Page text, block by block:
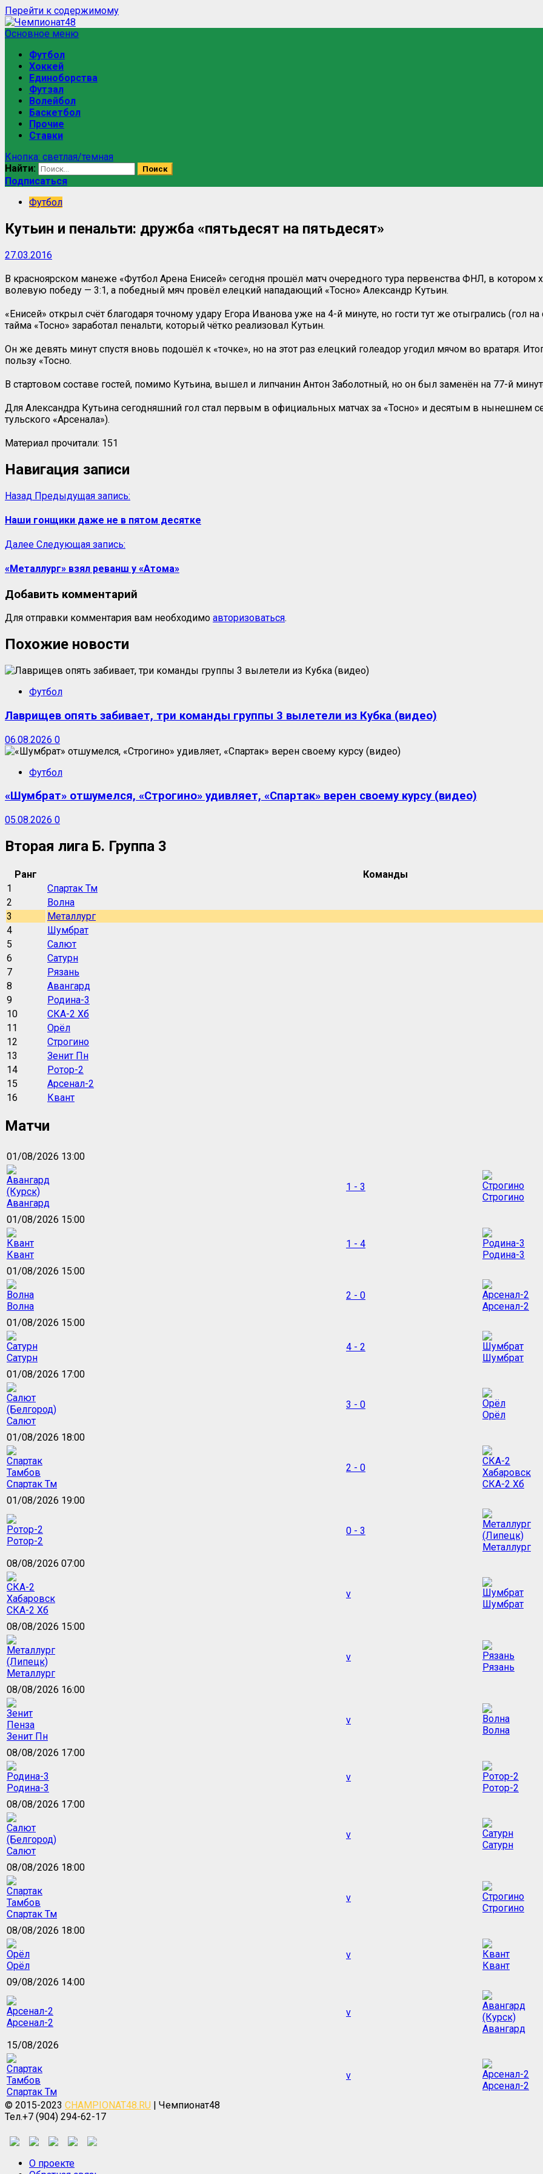
Перейти к содержимому
Основное меню
Футбол
Хоккей
Единоборства
Футзал
Волейбол
Баскетбол
Прочие
Ставки
Кнопка: светлая/темная
Найти:
Подписаться
Футбол
Кутьин и пенальти: дружба «пятьдесят на пятьдесят»
27.03.2016
В красноярском манеже «Футбол Арена Енисей» сегодня прошёл матч очередного тура первенства ФНЛ, в котором
волевую победу — 3:1, а победный мяч провёл елецкий нападающий «Тосно» Александр Кутьин.
«Енисей» открыл счёт благодаря точному удару Егора Иванова уже на 4-й минуте, но гости тут же отыгрались (гол
тайма «Тосно» заработал пенальти, который чётко реализовал Кутьин.
Он же девять минут спустя вновь подошёл к «точке», но на этот раз елецкий голеадор угодил мячом во вратаря.
пользу «Тосно.
В стартовом составе гостей, помимо Кутьина, вышел и липчанин Антон Заболотный, но он был заменён на 77-й
Для Александра Кутьина сегодняшний гол стал первым в официальных матчах за «Тосно» и десятым в нынешнем
тульского «Арсенала»).
Материал прочитали: 151
Навигация записи
Назад Предыдущая запись:
Наши гонщики даже не в пятом десятке
Далее Следующая запись:
«Металлург» взял реванш у «Атома»
Добавить комментарий
Для отправки комментария вам необходимо авторизоваться.
Похожие новости
Футбол
Лаврищев опять забивает, три команды группы 3 вылетели из Кубка (видео)
06.08.2026 0
Футбол
«Шумбрат» отшумелся, «Строгино» удивляет, «Спартак» верен своему курсу (видео)
05.08.2026 0
Вторая лига Б. Группа 3
Ранг
Команды
1
Спартак Тм
2
Волна
3
Металлург
4
Шумбрат
5
Салют
6
Сатурн
7
Рязань
8
Авангард
9
Родина-3
10
СКА-2 Хб
11
Орёл
12
Строгино
13
Зенит Пн
14
Ротор-2
15
Арсенал-2
16
Квант
Матчи
01/08/2026 13:00
Авангард
1 - 3
Строгино
01/08/2026 15:00
Квант
1 - 4
Родина-3
01/08/2026 15:00
Волна
2 - 0
Арсенал-2
01/08/2026 15:00
Сатурн
4 - 2
Шумбрат
01/08/2026 17:00
Салют
3 - 0
Орёл
01/08/2026 18:00
Спартак Тм
2 - 0
СКА-2 Хб
01/08/2026 19:00
Ротор-2
0 - 3
Металлург
08/08/2026 07:00
СКА-2 Хб
v
Шумбрат
08/08/2026 15:00
Металлург
v
Рязань
08/08/2026 16:00
Зенит Пн
v
Волна
08/08/2026 17:00
Родина-3
v
Ротор-2
08/08/2026 17:00
Салют
v
Сатурн
08/08/2026 18:00
Спартак Тм
v
Строгино
08/08/2026 18:00
Орёл
v
Квант
09/08/2026 14:00
Арсенал-2
v
Авангард
15/08/2026
Спартак Тм
v
Арсенал-2
© 2015-2023 CHAMPIONAT48.RU | Чемпионат48
Тел.+7 (904) 294-62-17
О проекте